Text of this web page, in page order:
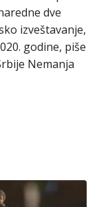
dve
izveštavanje,
godine, piše
Nemanja